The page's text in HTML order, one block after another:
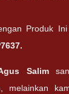
Produk
.
Salim
melainkan